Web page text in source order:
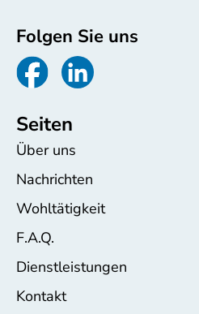
Folgen Sie uns
Seiten
Über uns
Nachrichten
Wohltätigkeit
F.A.Q.
Dienstleistungen
Kontakt